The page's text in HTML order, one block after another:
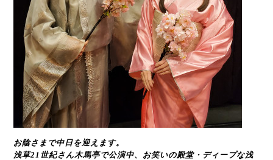
お陰さまで中日を迎えます。
浅草21世紀さん木馬亭で公演中、お笑いの殿堂・ディープな浅